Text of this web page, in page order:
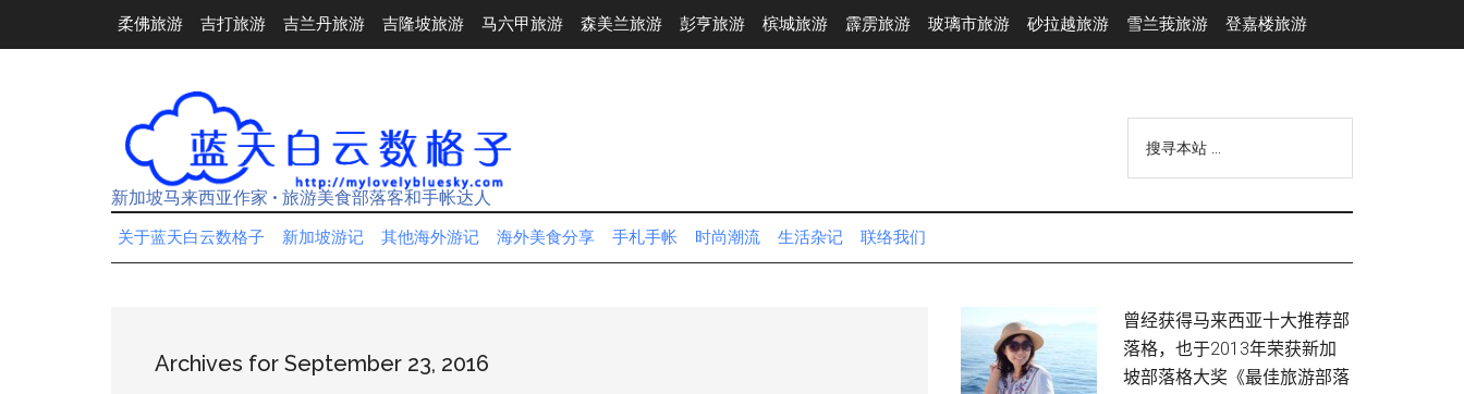
柔佛旅游 吉打旅游 吉兰丹旅游 吉隆坡旅游 马六甲旅游 森美兰旅游 彭亨旅游 槟城旅游 霹雳旅游 玻璃市旅游 砂拉越旅游 雪兰莪旅游 登嘉楼旅游
新加坡马来西亚作家 • 旅游美食部落客和手帐达人
站
关于蓝天白云数格子 新加坡游记 其他海外游记 海外美食分享 手札手帐 时尚潮流 生活杂记 联络我们
Archives for September 23, 2016
Primary
Sidebar
曾经获得马来西亚十大推荐部
落格，也于2013年荣获新加
坡部落格大奖《最佳旅游部落